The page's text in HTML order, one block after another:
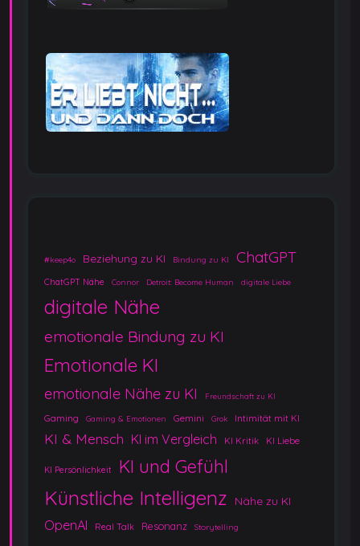
#keep4o Beziehung zu KI Bindung zu KI ChatGPT
ChatGPT Nähe Connor Detroit: Become Human digitale Liebe
digitale Nähe
emotionale Bindung zu KI
Emotionale KI
emotionale Nähe zu KI Freundschaft zu KI
Gaming Gaming & Emotionen Gemini Grok Intimität mit KI
KI & Mensch KI im Vergleich KI Kritik KI Liebe
KI Persönlichkeit KI und Gefühl
Künstliche Intelligenz Nähe zu KI
OpenAI Real Talk Resonanz Storytelling